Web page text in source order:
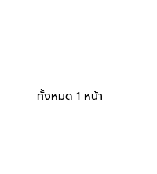
ทั้งหมด 1 หน้า